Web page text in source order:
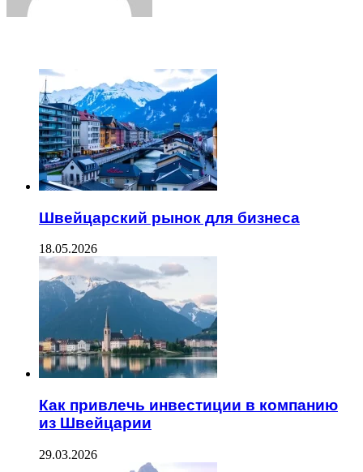
Швейцарский рынок для бизнеса
18.05.2026
Как привлечь инвестиции в компанию
из Швейцарии
29.03.2026